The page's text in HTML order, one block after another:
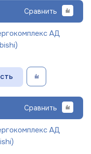
Сравнить
АД
Сравнить
АД